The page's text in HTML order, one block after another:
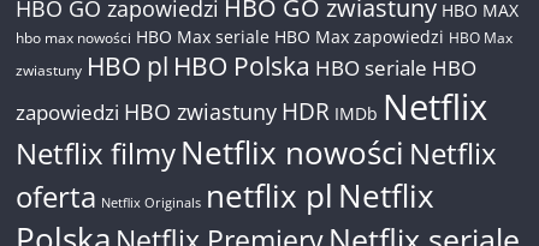
HBO GO zapowiedzi HBO GO zwiastuny HBO MAX
hbo max nowości HBO Max seriale HBO Max zapowiedzi HBO Max
zwiastuny HBO pl HBO Polska HBO seriale HBO
zapowiedzi HBO zwiastuny HDR IMDb Netflix
Netflix filmyNetflix nowości Netflix
oferta Netflix Originals netflix pl Netflix